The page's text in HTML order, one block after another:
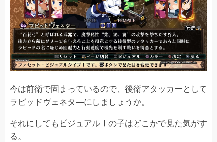
今は前衛で固まっているので、後衛アタッカーとして
ラピッドヴェネタ―にしましょうか。
それにしてもビジュアルⅠの子はどこかで見た気がす
る。